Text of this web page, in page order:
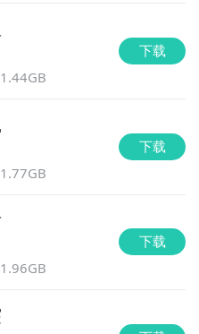
1.44GB
下载
1.77GB
下载
1.96GB
下载